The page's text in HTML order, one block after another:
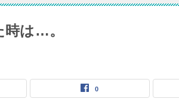
時は…。
0